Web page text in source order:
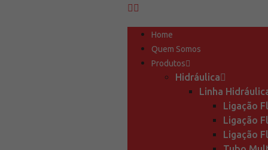
Home
Quem Somos
Produtos
Hidráulica
Linha
Ligação
Ligação
Ligação